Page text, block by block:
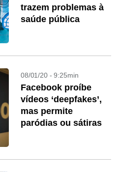
trazem problemas à
saúde pública
08/01/20 - 9:25min
Facebook proíbe
vídeos ‘deepfakes’,
mas permite
paródias ou sátiras